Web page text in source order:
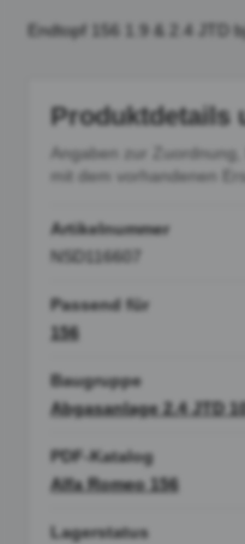
Endtopf 156 1.9 & 2.4 JTD
Produktdetails
Angaben zur
mit dem vorhandenen
Artikelnummer
NSD116607
Passend für
156
Baugruppe
Abgasanlage 2.4 JTD
PDF-Katalog
Alfa Romeo 156
Lagerstatus